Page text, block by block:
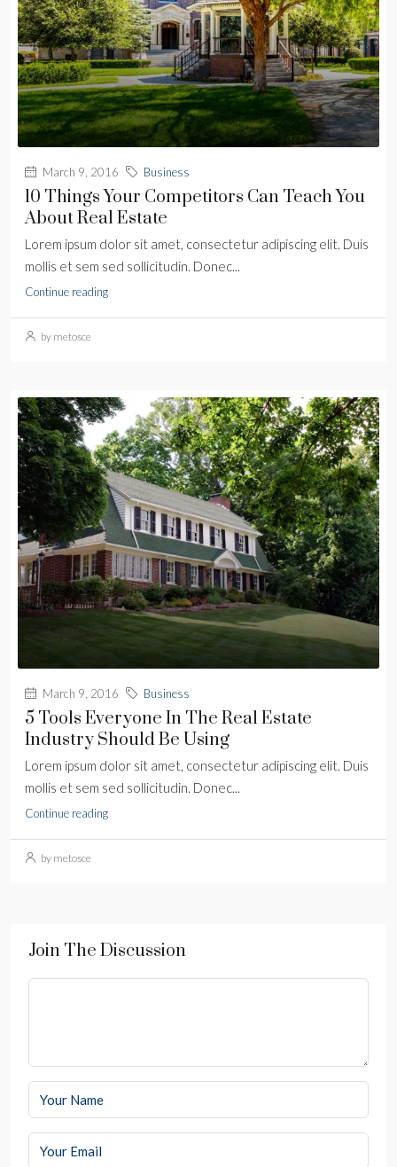
March 9, 2016 Business
10 Things Your Competitors Can Teach You
About Real Estate
Lorem ipsum dolor sit amet, consectetur adipiscing elit. Duis
mollis et sem sed sollicitudin. Donec...
Continue reading
by metosce
March 9, 2016 Business
5 Tools Everyone In The Real Estate
Industry Should Be Using
Lorem ipsum dolor sit amet, consectetur adipiscing elit. Duis
mollis et sem sed sollicitudin. Donec...
Continue reading
by metosce
Join The Discussion